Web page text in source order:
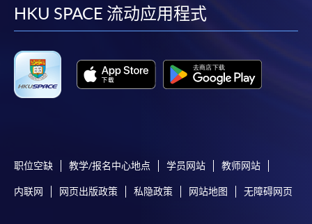
facebook
youtube
linkedin
HKU SPACE 流动应用程式
职位空缺 教学/报名中心地点 学员网站 教师网站
内联网 网页出版政策 私隐政策 网站地图 无障碍网页